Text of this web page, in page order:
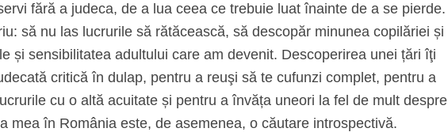
fără a judeca, de a lua ceea ce trebuie luat înainte de a se pierde.
să nu las lucrurile să rătăcească, să descopăr minunea copilăriei și
și sensibilitatea adultului care am devenit. Descoperirea unei țări îţi
critică în dulap, pentru a reuşi să te cufunzi complet, pentru a
cu o altă acuitate și pentru a învăța uneori la fel de mult despre
mea în România este, de asemenea, o căutare introspectivă.